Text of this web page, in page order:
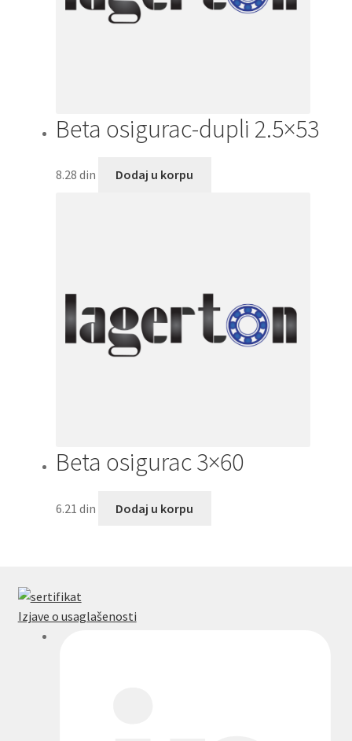
Beta osigurac-dupli 2.5×53
8.28 din Dodaj u korpu
Beta osigurac 3×60
6.21 din Dodaj u korpu
Izjave o usaglašenosti